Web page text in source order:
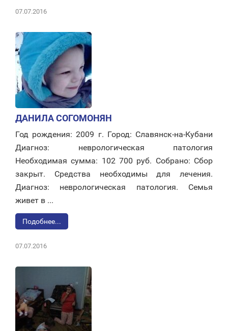
07.07.2016
ДАНИЛА СОГОМОНЯН
Год рождения: 2009 г. Город: Славянск-на-Кубани
Диагноз: неврологическая патология
Необходимая сумма: 102 700 руб. Собрано: Сбор
закрыт. Средства необходимы для лечения.
Диагноз: неврологическая патология. Семья
живет в ...
Подобнее...
07.07.2016